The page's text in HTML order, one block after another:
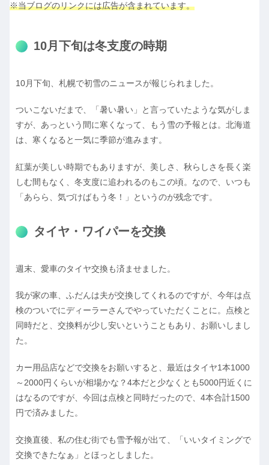
※当ブログのリンクには広告が含まれています。
10月下旬は冬支度の時期
10月下旬、札幌で初雪のニュースが報じられました。
ついこないだまで、「暑い暑い」と言っていたような気がしま
すが、あっという間に寒くなって、もう雪の予報とは。北海道
は、寒くなると一気に季節が進みます。
紅葉が美しい時期でもありますが、美しさ、秋らしさを長く楽
しむ間もなく、冬支度に追われるのもこの頃。なので、いつも
「あらら、気づけばもう冬！」というのが残念です。
タイヤ・ワイパーを交換
週末、愛車のタイヤ交換も済ませました。
我が家の車、ふだんは夫が交換してくれるのですが、今年は点
検のついでにディーラーさんでやっていただくことに。点検と
同時だと、交換料が少し安いということもあり、お願いしまし
た。
カー用品店などで交換をお願いすると、最近はタイヤ1本1000
～2000円くらいが相場かな？4本だと少なくとも5000円近くに
はなるのですが、今回は点検と同時だったので、4本合計1500
円で済みました。
交換直後、私の住む街でも雪予報が出て、「いいタイミングで
交換できたなぁ」とほっとしました。